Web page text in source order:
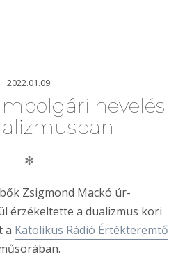
2022.01.09.
nevelés
✻
Zsigmond Mackó úr-
érzékeltette a dualizmus kori
a Katolikus Rádió Értékteremtő